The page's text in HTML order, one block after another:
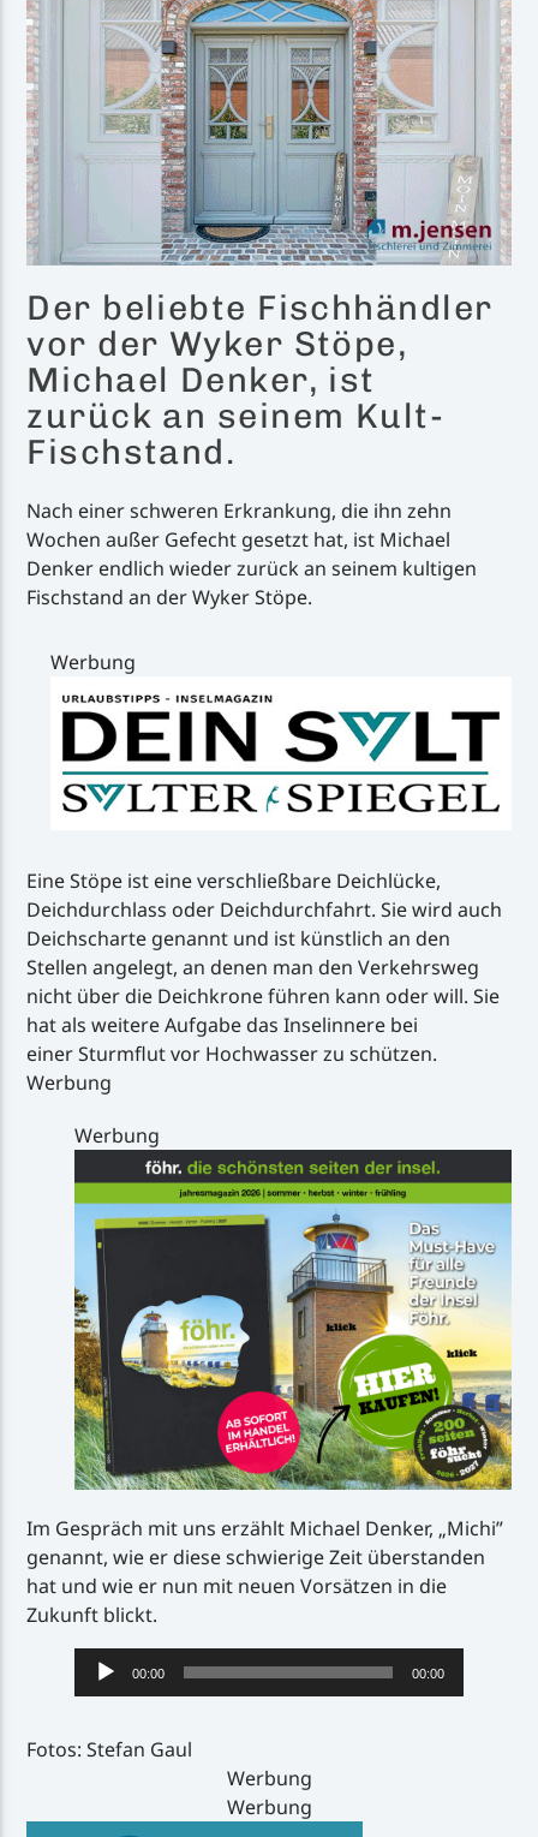
Handystream
Der beliebte Fischhändler
vor der Wyker Stöpe,
Michael Denker, ist
zurück an seinem Kult-
Fischstand.
Nach einer schweren Erkrankung, die ihn zehn
Wochen außer Gefecht gesetzt hat, ist Michael
Denker endlich wieder zurück an seinem kultigen
Fischstand an der Wyker Stöpe.
Werbung
Eine Stöpe ist eine verschließbare Deichlücke,
Deichdurchlass oder Deichdurchfahrt. Sie wird auch
Deichscharte genannt und ist künstlich an den
Stellen angelegt, an denen man den Verkehrsweg
nicht über die Deichkrone führen kann oder will. Sie
hat als weitere Aufgabe das Inselinnere bei
einer Sturmflut vor Hochwasser zu schützen.
Werbung
Werbung
Im Gespräch mit uns erzählt Michael Denker, „Michi”
genannt, wie er diese schwierige Zeit überstanden
hat und wie er nun mit neuen Vorsätzen in die
Zukunft blickt.
Audio-
Player
00:00 00:00
Fotos: Stefan Gaul
Werbung
Werbung